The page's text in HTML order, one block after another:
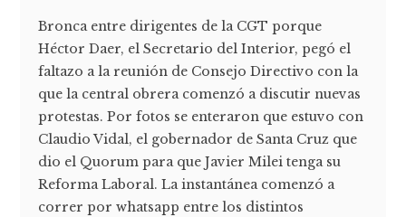
Bronca entre dirigentes de la CGT porque
Héctor Daer, el Secretario del Interior, pegó el
faltazo a la reunión de Consejo Directivo con la
que la central obrera comenzó a discutir nuevas
protestas. Por fotos se enteraron que estuvo con
Claudio Vidal, el gobernador de Santa Cruz que
dio el Quorum para que Javier Milei tenga su
Reforma Laboral. La instantánea comenzó a
correr por whatsapp entre los distintos